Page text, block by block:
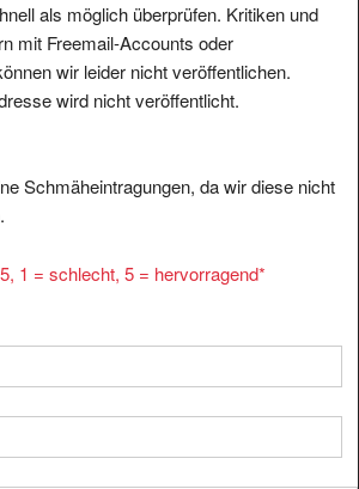
als möglich überprüfen. Kritiken und
mit Freemail-Accounts oder
wir leider nicht veröffentlichen.
wird nicht veröffentlicht.
Schmäheintragungen, da wir diese nicht
1 = schlecht, 5 = hervorragend*